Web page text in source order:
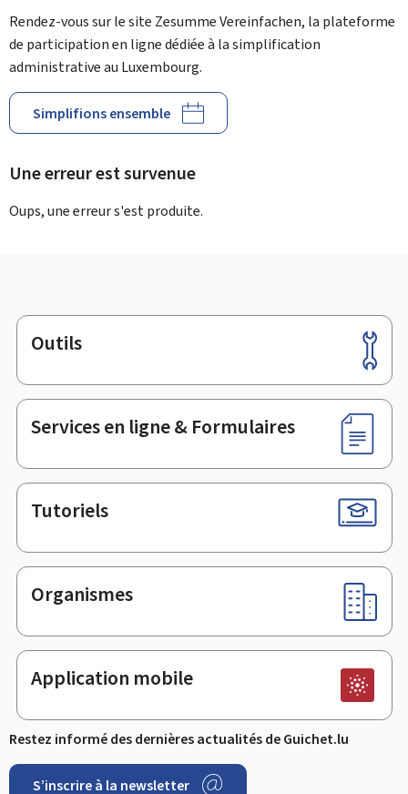
Rendez-vous sur le site Zesumme Vereinfachen, la plateforme
de participation en ligne dédiée à la simplification
administrative au Luxembourg.
Simplifions ensemble
Une erreur est survenue
Oups, une erreur s'est produite.
Pied
de
page
Outils
Services en ligne & Formulaires
Tutoriels
Organismes
Application mobile
Restez informé des dernières actualités de Guichet.lu
S’inscrire à la newsletter